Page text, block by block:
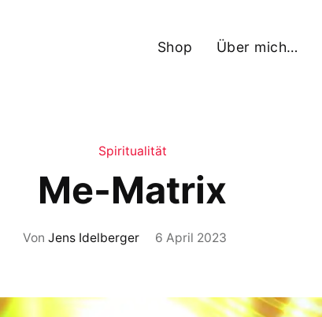
Shop Über mich…
Spiritualität
Me-Matrix
Von Jens Idelberger 6 April 2023